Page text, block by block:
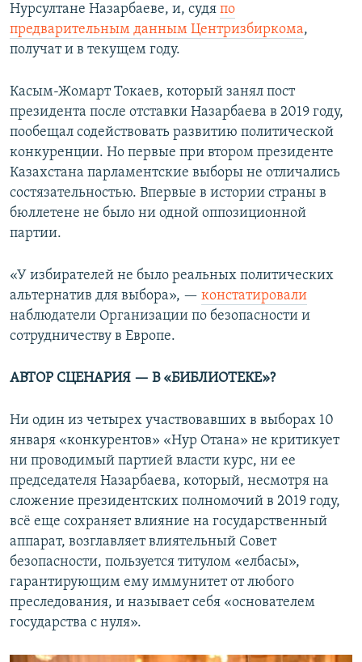
Нурсултане Назарбаеве, и, судя по
предварительным данным Центризбиркома,
получат и в текущем году.
Касым-Жомарт Токаев, который занял пост
президента после отставки Назарбаева в 2019 году,
пообещал содействовать развитию политической
конкуренции. Но первые при втором президенте
Казахстана парламентские выборы не отличались
состязательностью. Впервые в истории страны в
бюллетене не было ни одной оппозиционной
партии.
«У избирателей не было реальных политических
альтернатив для выбора», — констатировали
наблюдатели Организации по безопасности и
сотрудничеству в Европе.
АВТОР СЦЕНАРИЯ — В «БИБЛИОТЕКЕ»?
Ни один из четырех участвовавших в выборах 10
января «конкурентов» «Нур Отана» не критикует
ни проводимый партией власти курс, ни ее
председателя Назарбаева, который, несмотря на
сложение президентских полномочий в 2019 году,
всё еще сохраняет влияние на государственный
аппарат, возглавляет влиятельный Совет
безопасности, пользуется титулом «елбасы»,
гарантирующим ему иммунитет от любого
преследования, и называет себя «основателем
государства с нуля».